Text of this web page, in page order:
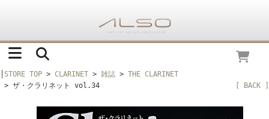
STORE TOP > CLARINET > 雑誌 > THE CLARINET
> ザ・クラリネット vol.34
[ BACK ]